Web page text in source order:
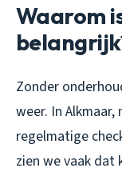
Waarom
Zonder
weer. In
regelmatige
zien we vaak dat